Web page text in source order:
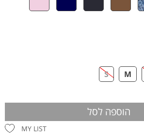
M
S
הוספה לסל
MY LIST